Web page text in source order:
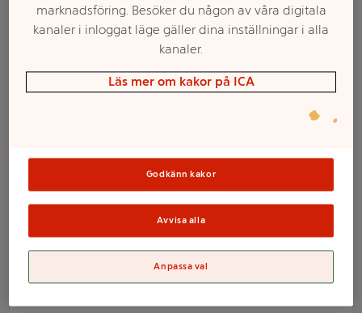
Sun Alkoholfri 33cl
Mikkeller
Välj butik och handla
Sortimentet kan variera mellan butikerna
marknadsföring. Besöker du någon av våra digitala
kanaler i inloggat läge gäller dina inställningar i alla
kanaler.
Läs mer om kakor på ICA
Godkänn kakor
Avvisa alla
Anpassa val